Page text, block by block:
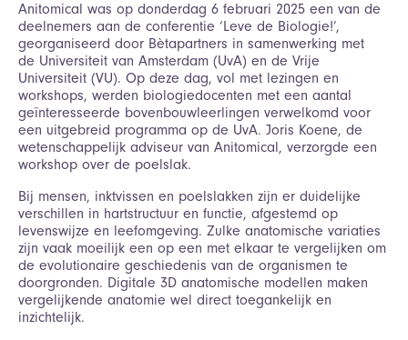
Anitomical was op donderdag 6 februari 2025 een van de
deelnemers aan de conferentie ‘Leve de Biologie!’,
georganiseerd door Bètapartners in samenwerking met
de Universiteit van Amsterdam (UvA) en de Vrije
Universiteit (VU). Op deze dag, vol met lezingen en
workshops, werden biologiedocenten met een aantal
geïnteresseerde bovenbouwleerlingen verwelkomd voor
een uitgebreid programma op de UvA. Joris Koene, de
wetenschappelijk adviseur van Anitomical, verzorgde een
workshop over de poelslak.
Bij mensen, inktvissen en poelslakken zijn er duidelijke
verschillen in hartstructuur en functie, afgestemd op
levenswijze en leefomgeving. Zulke anatomische variaties
zijn vaak moeilijk een op een met elkaar te vergelijken om
de evolutionaire geschiedenis van de organismen te
doorgronden. Digitale 3D anatomische modellen maken
vergelijkende anatomie wel direct toegankelijk en
inzichtelijk.